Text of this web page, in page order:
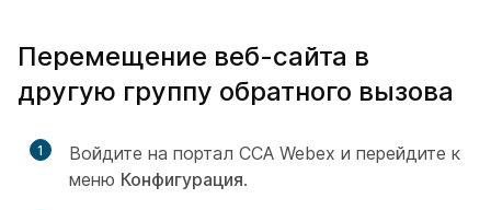
Перемещение веб-сайта в
другую группу обратного вызова
1
Войдите на портал CCA Webex и перейдите к
меню Конфигурация.